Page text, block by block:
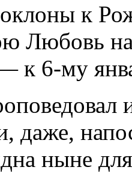
к
Любовь
к 6-му
даже,
ныне